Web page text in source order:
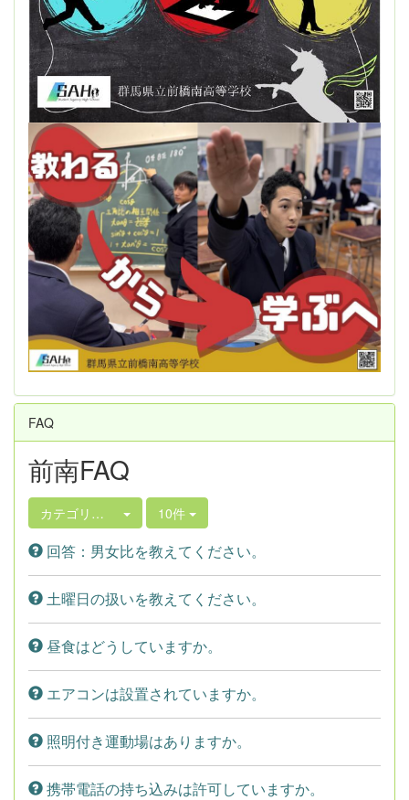
FAQ
前南FAQ
カテゴリ選択 10件
回答：男女比を教えてください。
土曜日の扱いを教えてください。
昼食はどうしていますか。
エアコンは設置されていますか。
照明付き運動場はありますか。
携帯電話の持ち込みは許可していますか。